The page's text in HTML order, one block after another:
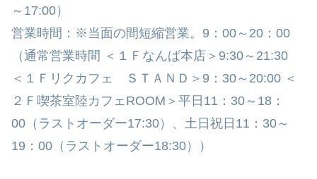
～17:00）
営業時間：※当面の間短縮営業。9：00～20：00
（通常営業時間 ＜１Ｆなんば本店＞9:30～21:30
＜１Ｆリクカフェ ＳＴＡＮＤ＞9：30～20:00 ＜
２Ｆ喫茶室陸カフェROOM＞平日11：30～18：
00（ラストオーダー17:30）、土日祝日11：30～
19：00（ラストオーダー18:30））